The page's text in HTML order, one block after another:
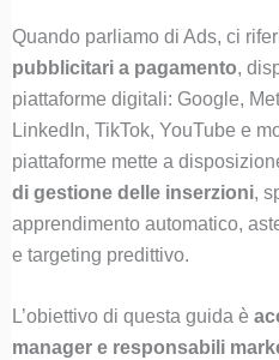
Quando parliamo di Ads, ci
pubblicitari a pagamento,
piattaforme digitali: Google,
LinkedIn, TikTok, YouTube e
piattaforme mette a
di gestione delle inserzioni,
apprendimento automatico,
e targeting predittivo.
L’obiettivo di questa guida è
manager e responsabili